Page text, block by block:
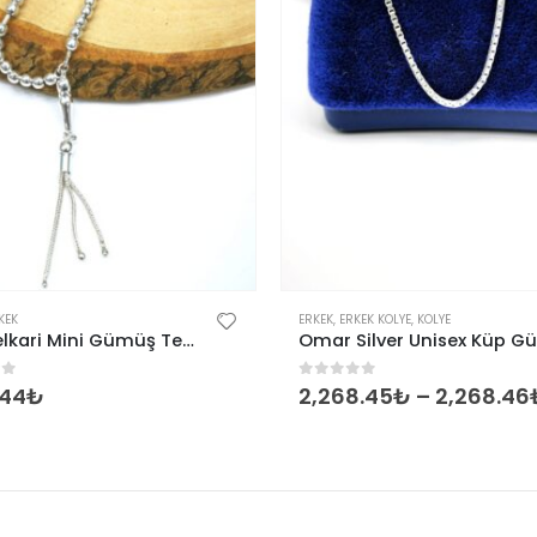
El İşi Telkari Mini Gümüş Tesbih
5₺
ERKEK, ERKEK KOLYE, KOLYE
0 out of 5
2,268.45₺ – 2,268.46